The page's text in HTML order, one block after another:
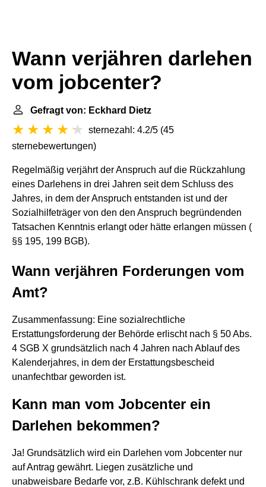
Wann verjähren darlehen
vom jobcenter?
Gefragt von: Eckhard Dietz
sternezahl: 4.2/5 (45
sternebewertungen)
Regelmäßig verjährt der Anspruch auf die Rückzahlung
eines Darlehens in drei Jahren seit dem Schluss des
Jahres, in dem der Anspruch entstanden ist und der
Sozialhilfeträger von den den Anspruch begründenden
Tatsachen Kenntnis erlangt oder hätte erlangen müssen (
§§ 195, 199 BGB).
Wann verjähren Forderungen vom
Amt?
Zusammenfassung: Eine sozialrechtliche
Erstattungsforderung der Behörde erlischt nach § 50 Abs.
4 SGB X grundsätzlich nach 4 Jahren nach Ablauf des
Kalenderjahres, in dem der Erstattungsbescheid
unanfechtbar geworden ist.
Kann man vom Jobcenter ein
Darlehen bekommen?
Ja! Grundsätzlich wird ein Darlehen vom Jobcenter nur
auf Antrag gewährt. Liegen zusätzliche und
unabweisbare Bedarfe vor, z.B. Kühlschrank defekt und